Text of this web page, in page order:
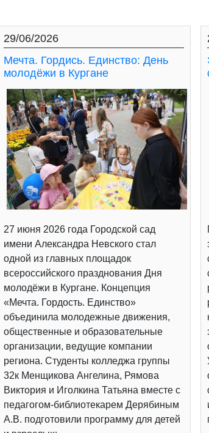
29/06/2026
Мечта. Гордись. Единство: День
молодёжи в Кургане
27 июня 2026 года Городской сад
имени Александра Невского стал
одной из главных площадок
всероссийского празднования Дня
молодёжи в Кургане. Концепция
«Мечта. Гордость. Единство»
объединила молодежные движения,
общественные и образовательные
организации, ведущие компании
региона. Студенты колледжа группы
32к Менщикова Ангелина, Рямова
Виктория и Иголкина Татьяна вместе с
педагогом-библиотекарем Дерябиным
А.В. подготовили программу для детей